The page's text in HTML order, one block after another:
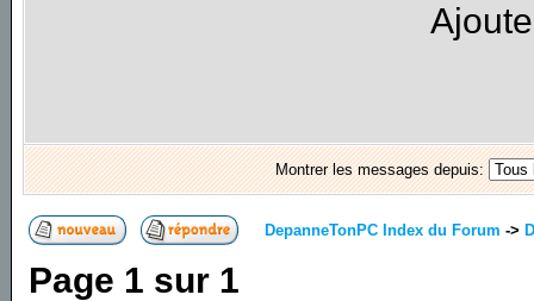
Montrer les messages depuis:
DepanneTonPC Index du Forum ->
Page 1 sur 1